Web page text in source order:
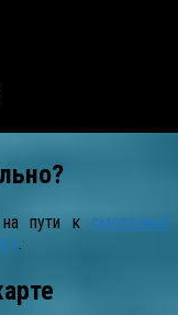
пути к смотровой
.